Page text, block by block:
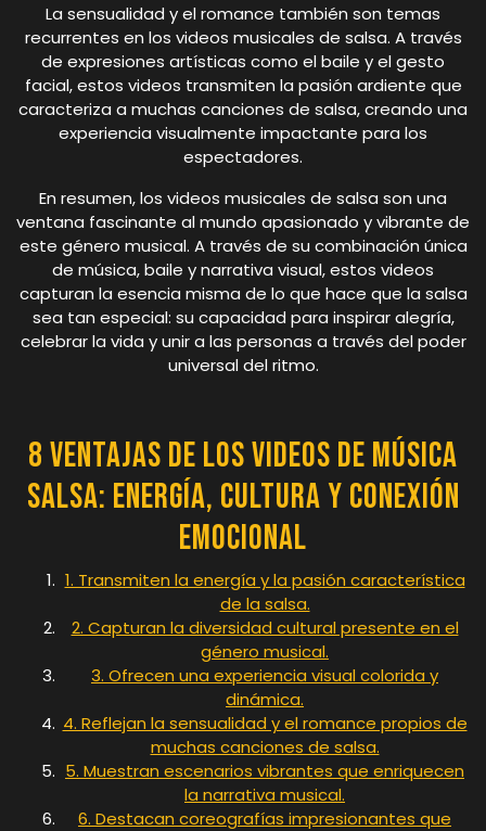
La sensualidad y el romance también son temas
recurrentes en los videos musicales de salsa. A través
de expresiones artísticas como el baile y el gesto
facial, estos videos transmiten la pasión ardiente que
caracteriza a muchas canciones de salsa, creando una
experiencia visualmente impactante para los
espectadores.
En resumen, los videos musicales de salsa son una
ventana fascinante al mundo apasionado y vibrante de
este género musical. A través de su combinación única
de música, baile y narrativa visual, estos videos
capturan la esencia misma de lo que hace que la salsa
sea tan especial: su capacidad para inspirar alegría,
celebrar la vida y unir a las personas a través del poder
universal del ritmo.
8 Ventajas de los Videos de Música
Salsa: Energía, Cultura y Conexión
Emocional
1. Transmiten la energía y la pasión característica
de la salsa.
2. Capturan la diversidad cultural presente en el
género musical.
3. Ofrecen una experiencia visual colorida y
dinámica.
4. Reflejan la sensualidad y el romance propios de
muchas canciones de salsa.
5. Muestran escenarios vibrantes que enriquecen
la narrativa musical.
6. Destacan coreografías impresionantes que